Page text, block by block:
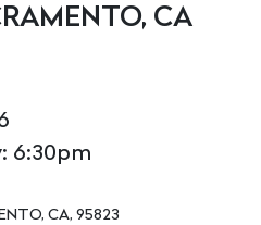
CA
6:30pm
CA, 95823